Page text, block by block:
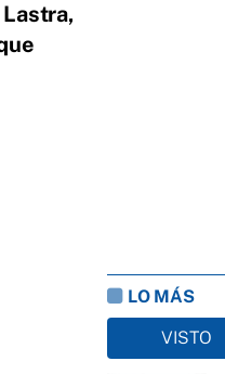
LO MÁS
VISTO